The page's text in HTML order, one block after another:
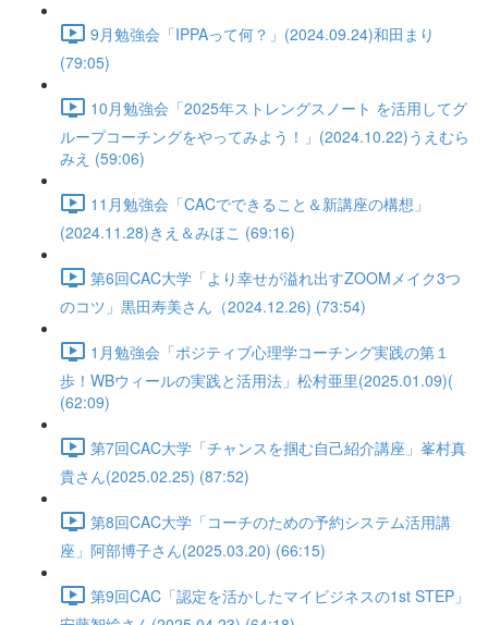
9月勉強会「IPPAって何？」(2024.09.24)和田まり
(79:05)
10月勉強会「2025年ストレングスノート を活用してグ
ループコーチングをやってみよう！」(2024.10.22)うえむら
みえ (59:06)
11月勉強会「CACでできること＆新講座の構想」
(2024.11.28)きえ＆みほこ (69:16)
第6回CAC大学「より幸せが溢れ出すZOOMメイク3つ
のコツ」黒田寿美さん（2024.12.26) (73:54)
1月勉強会「ポジティブ心理学コーチング実践の第１
歩！WBウィールの実践と活用法」松村亜里(2025.01.09)(
(62:09)
第7回CAC大学「チャンスを掴む自己紹介講座」峯村真
貴さん(2025.02.25) (87:52)
第8回CAC大学「コーチのための予約システム活用講
座」阿部博子さん(2025.03.20) (66:15)
第9回CAC「認定を活かしたマイビジネスの1st STEP」